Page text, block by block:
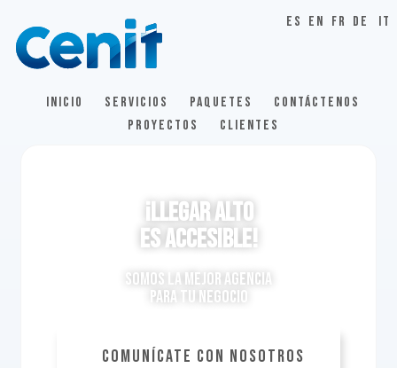
INICIO SERVICIOS PAQUETES
CONTÁCTENOS
PROYECTOS
CLIENTES
DE
FR
EN
ES IT
¡LLEGAR ALTO
ES ACCESIBLE!
Somos la mejor agencia
para tu negocio
COMUNÍCATE CON NOSOTROS